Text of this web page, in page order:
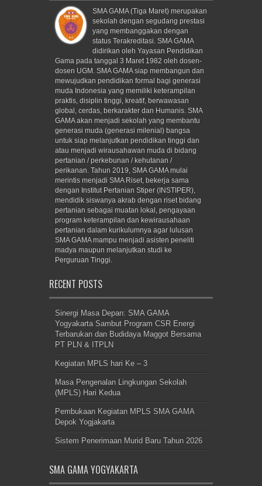
SMA GAMA (Tiga Maret) merupakan
sekolah dengan segudang prestasi
yang membanggakan dengan
status Terakreditasi. SMA GAMA
didirikan oleh Yayasan Pendidikan
Gama pada tanggal 3 Maret 1982 oleh dosen-
dosen UGM. SMA GAMA siap membangun dan
mewujudkan pendidikan formal bagi generasi
muda Indonesia yang memiliki keterampilan
praktis, disiplin tinggi, kreatif, berwawasan
global, cerdas, berkarakter dan Humanis. SMA
GAMA akan menjadi sekolah yang membantu
generasi muda (generasi milenial) bangsa
untuk siap melanjutkan pendidikan tinggi dan
atau menjadi wirausahawan muda di bidang
pertanian / perkebunan / kehutanan /
perikanan. Tahun 2019, SMA GAMA mulai
merintis menjadi SMA Riset, bekerja sama
dengan Institut Pertanian Stiper (INSTIPER),
mendidik siswanya akrab dengan riset bidang
pertanian sebagai muatan lokal, pengayaan
program keterampilan dan kewirausahaan
pertanian dalam kurikulumnya agar lulusan
SMA GAMA mampu menjadi asisten peneliti
madya maupun melanjutkan studi ke
Perguruan Tinggi.
RECENT POSTS
Sinergi Masa Depan: SMA GAMA
Yogyakarta Sambut Program CSR Energi
Terbarukan dan Budidaya Maggot Bersama
PT PLN & ITPLN
Kegiatan MPLS hari Ke – 3
Masa Pengenalan Lingkungan Sekolah
(MPLS) Hari Kedua
Pembukaan Kegiatan MPLS SMA GAMA
Depok Yogjakarta
Sistem Penerimaan Murid Baru Tahun 2026
SMA GAMA YOGYAKARTA